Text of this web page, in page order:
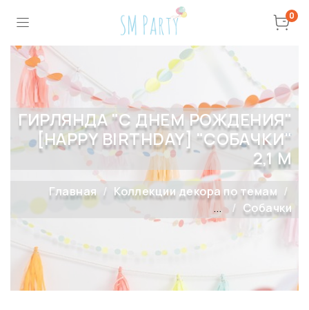
0
ГИРЛЯНДА "С ДНЕМ РОЖДЕНИЯ"
[HAPPY BIRTHDAY] "СОБАЧКИ"
2,1 М
Главная
Коллекции декора по темам
...
Собачки